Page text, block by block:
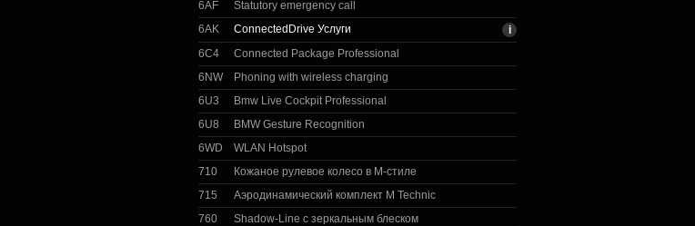
6AF
Statutory emergency call
6AK
ConnectedDrive Услуги
6C4
Connected Package Professional
6NW
Phoning with wireless charging
6U3
Bmw Live Cockpit Professional
6U8
BMW Gesture Recognition
6WD
WLAN Hotspot
710
Кожаное рулевое колесо в M-стиле
715
Аэродинамический комплект M Technic
760
Shadow-Line с зеркальным блеском